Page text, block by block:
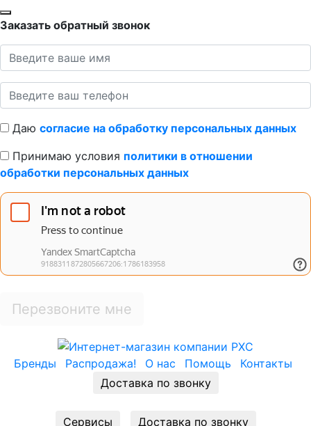
Заказать обратный звонок
Даю согласие на обработку персональных данных
Принимаю условия политики в отношении
обработки персональных данных
Перезвоните мне
Бренды Распродажа! О нас Помощь
Контакты
Доставка по звонку
Cервисы Доставка по звонку